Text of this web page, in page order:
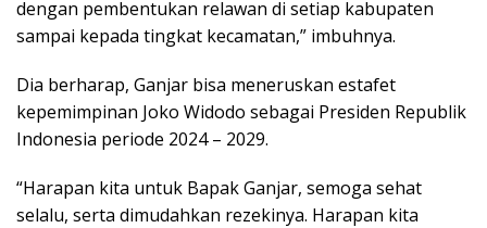
dengan pembentukan relawan di setiap kabupaten
sampai kepada tingkat kecamatan,” imbuhnya.
Dia berharap, Ganjar bisa meneruskan estafet
kepemimpinan Joko Widodo sebagai Presiden Republik
Indonesia periode 2024 – 2029.
“Harapan kita untuk Bapak Ganjar, semoga sehat
selalu, serta dimudahkan rezekinya. Harapan kita